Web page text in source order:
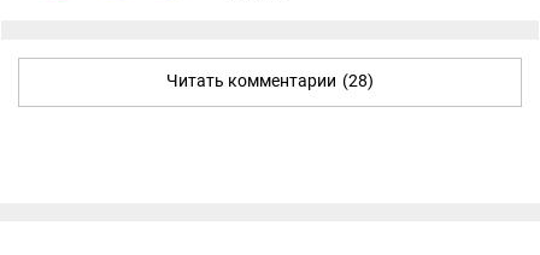
Читать комментарии (28)